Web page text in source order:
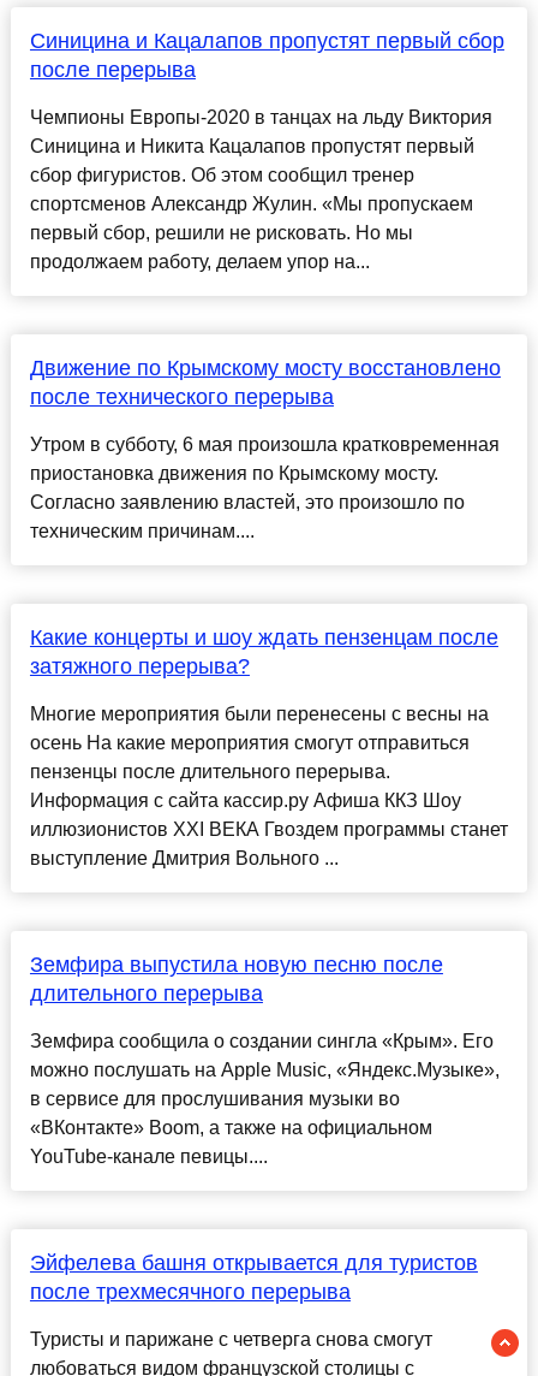
Синицина и Кацалапов пропустят первый сбор
после перерыва
Чемпионы Европы-2020 в танцах на льду Виктория
Синицина и Никита Кацалапов пропустят первый
сбор фигуристов. Об этом сообщил тренер
спортсменов Александр Жулин. «Мы пропускаем
первый сбор, решили не рисковать. Но мы
продолжаем работу, делаем упор на...
Движение по Крымскому мосту восстановлено
после технического перерыва
Утром в субботу, 6 мая произошла кратковременная
приостановка движения по Крымскому мосту.
Согласно заявлению властей, это произошло по
техническим причинам....
Какие концерты и шоу ждать пензенцам после
затяжного перерыва?
Многие мероприятия были перенесены с весны на
осень На какие мероприятия смогут отправиться
пензенцы после длительного перерыва.
Информация с сайта кассир.ру Афиша ККЗ Шоу
иллюзионистов XXI ВЕКА Гвоздем программы станет
выступление Дмитрия Вольного ...
Земфира выпустила новую песню после
длительного перерыва
Земфира сообщила о создании сингла «Крым». Его
можно послушать на Apple Music, «Яндекс.Музыке»,
в сервисе для прослушивания музыки во
«ВКонтакте» Boom, а также на официальном
YouTube-канале певицы....
Эйфелева башня открывается для туристов
после трехмесячного перерыва
Туристы и парижане с четверга снова смогут
любоваться видом французской столицы с